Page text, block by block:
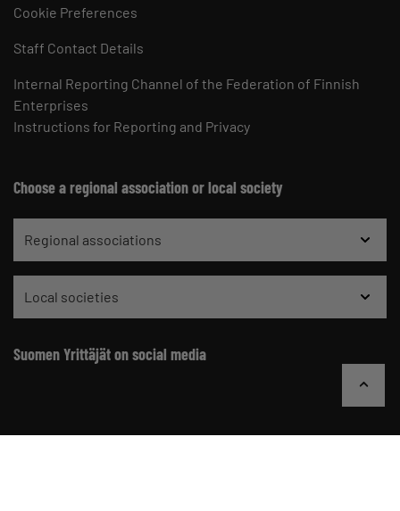
Cookie Preferences
Staff Contact Details
Internal Reporting Channel of the Federation of Finnish
Enterprises
Instructions for Reporting and Privacy
Choose a regional association or local society
Regional associations
Local societies
Suomen Yrittäjät on social media